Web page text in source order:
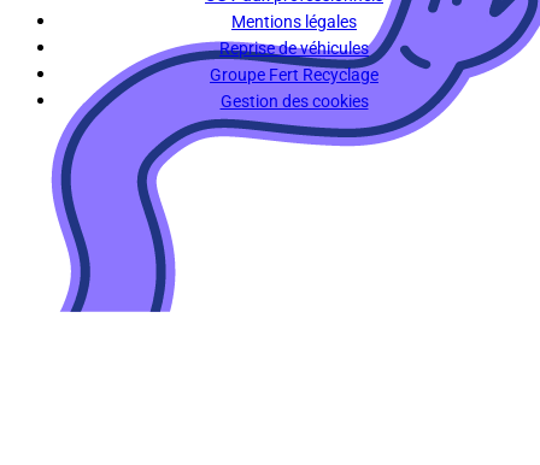
Mentions légales
Reprise de véhicules
Groupe Fert Recyclage
Gestion des cookies